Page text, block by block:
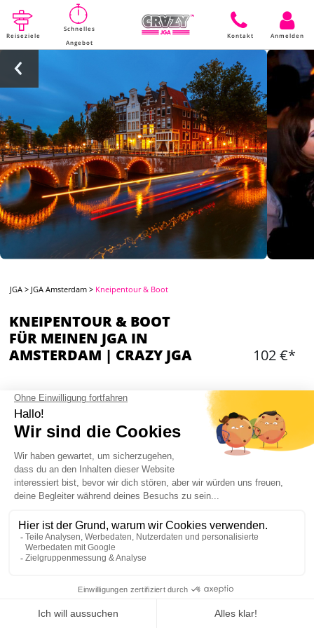
Reiseziele
Schnelles
Angebot
Kontakt Anmelden
JGA > JGA Amsterdam > Kneipentour & Boot
KNEIPENTOUR & BOOT
FÜR MEINEN JGA IN
AMSTERDAM | CRAZY JGA
102 €*
Hinzufügen
WAS IST ENTHALTEN?
2 Stunden Aktivität
Unbegrenzte Getränke an Bord (Bier, Wein und
alkoholfreie Getränke)
1 Getränk in jeder Bar (Bier, Wein oder Softdrink)
Treffpunkt im Zentrum von Amsterdam
Mein JGA in Amsterdam